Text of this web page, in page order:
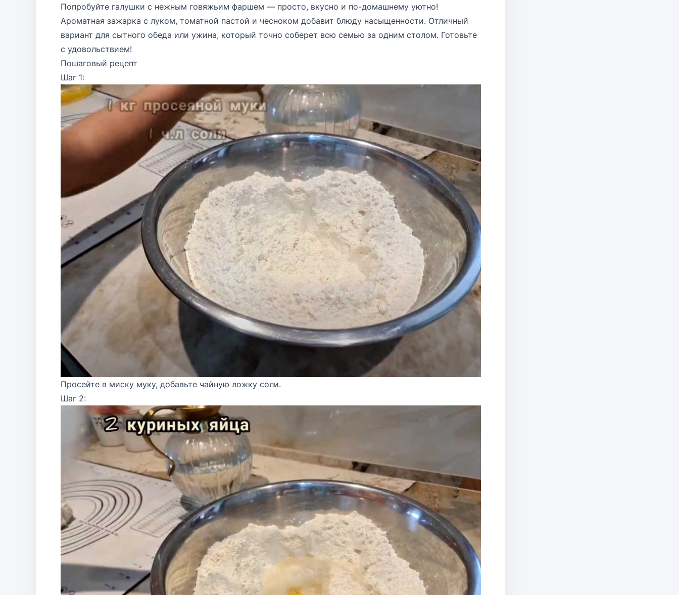
Попробуйте галушки с нежным говяжьим фаршем — просто, вкусно и по-домашнему уютно!
Ароматная зажарка с луком, томатной пастой и чесноком добавит блюду насыщенности. Отличный
вариант для сытного обеда или ужина, который точно соберет всю семью за одним столом. Готовьте
с удовольствием!
Пошаговый рецепт
Шаг 1:
Просейте в миску муку, добавьте чайную ложку соли.
Шаг 2: